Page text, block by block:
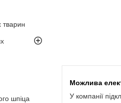
тварин
шпіца
У компанії